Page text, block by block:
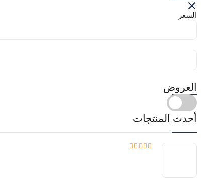
السعر
العروض
أحدث المنتجات